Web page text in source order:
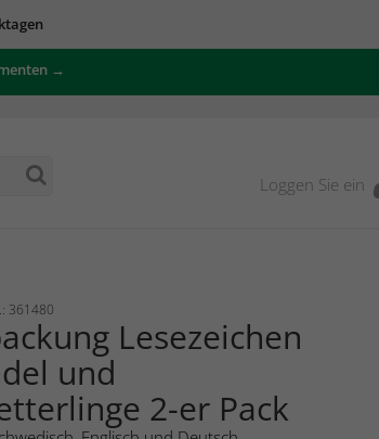
→
Loggen Sie ein
361480
Lesezeichen
und
2-er Pack